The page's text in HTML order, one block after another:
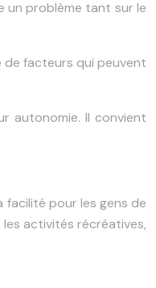
un problème tant sur le
de facteurs qui peuvent
autonomie. Il convient
facilité pour les gens de
activités récréatives,